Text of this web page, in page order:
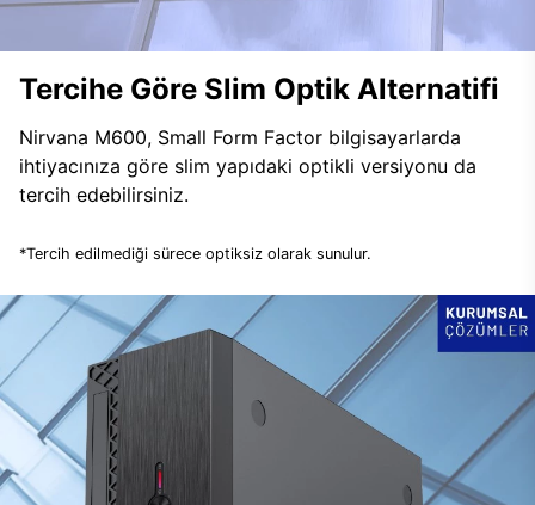
Tercihe Göre Slim Optik Alternatifi
Nirvana M600, Small Form Factor bilgisayarlarda
ihtiyacınıza göre slim yapıdaki optikli versiyonu da
tercih edebilirsiniz.
*Tercih edilmediği sürece optiksiz olarak sunulur.